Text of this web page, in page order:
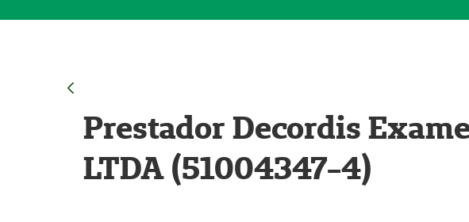
Prestador Decordis
LTDA (51004347-4)